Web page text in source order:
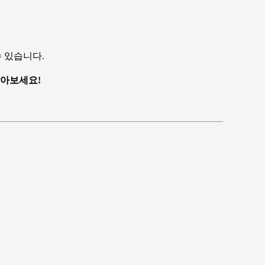
있습니다.
보세요!